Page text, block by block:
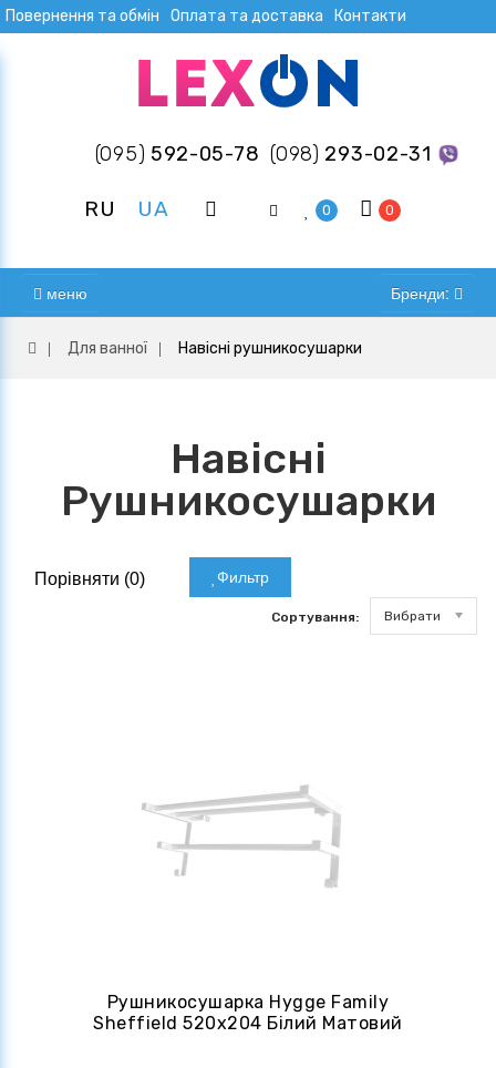
Повернення та обмін Оплата та доставка Контакти
(095) 592-05-78 (098) 293-02-31
RU UA 0 0
меню Бренди:
Для ванної Навісні рушникосушарки
Навісні
Рушникосушарки
Порівняти (0) Фильтр
Сортування: Вибрати
Рушникосушарка Hygge Family
Sheffield 520x204 Білий Матовий